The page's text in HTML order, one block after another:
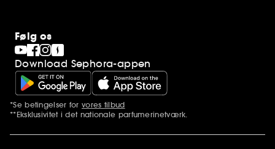
Følg os
Download Sephora-appen
Yderligere bemærkninger
*Se betingelser for vores tilbud
**Eksklusivitet i det nationale parfumerinetværk.